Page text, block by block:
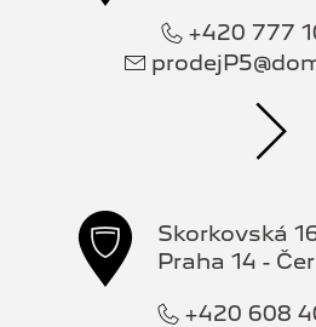
+420 777
Skorkovská
Praha 14 -
+420 608